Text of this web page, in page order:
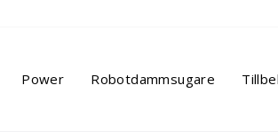
Power Robotdammsugare